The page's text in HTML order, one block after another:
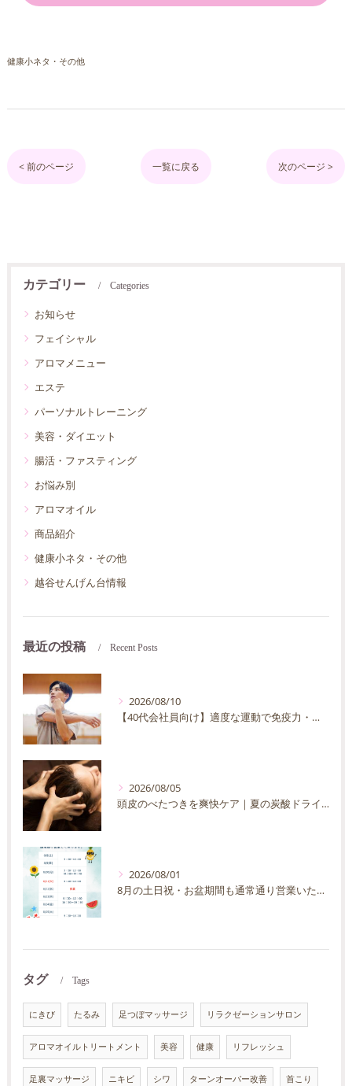
健康小ネタ・その他
< 前のページ 一覧に戻る 次のページ >
カテゴリー Categories
お知らせ
フェイシャル
アロマメニュー
エステ
パーソナルトレーニング
美容・ダイエット
腸活・ファスティング
お悩み別
アロマオイル
商品紹介
健康小ネタ・その他
越谷せんげん台情報
最近の投稿 Recent Posts
2026/08/10
【40代会社員向け】適度な運動で免疫力・抵抗力の向上を目指す方法｜忙しくても続く運動習慣
2026/08/05
頭皮のべたつきを爽快ケア｜夏の炭酸ドライヘッドスパ完全ガイド
2026/08/01
8月の土日祝・お盆期間も通常通り営業いたします
タグ Tags
にきび たるみ 足つぼマッサージ リラクゼーションサロン
アロマオイルトリートメント 美容 健康 リフレッシュ
足裏マッサージ ニキビ シワ ターンオーバー改善 首こり